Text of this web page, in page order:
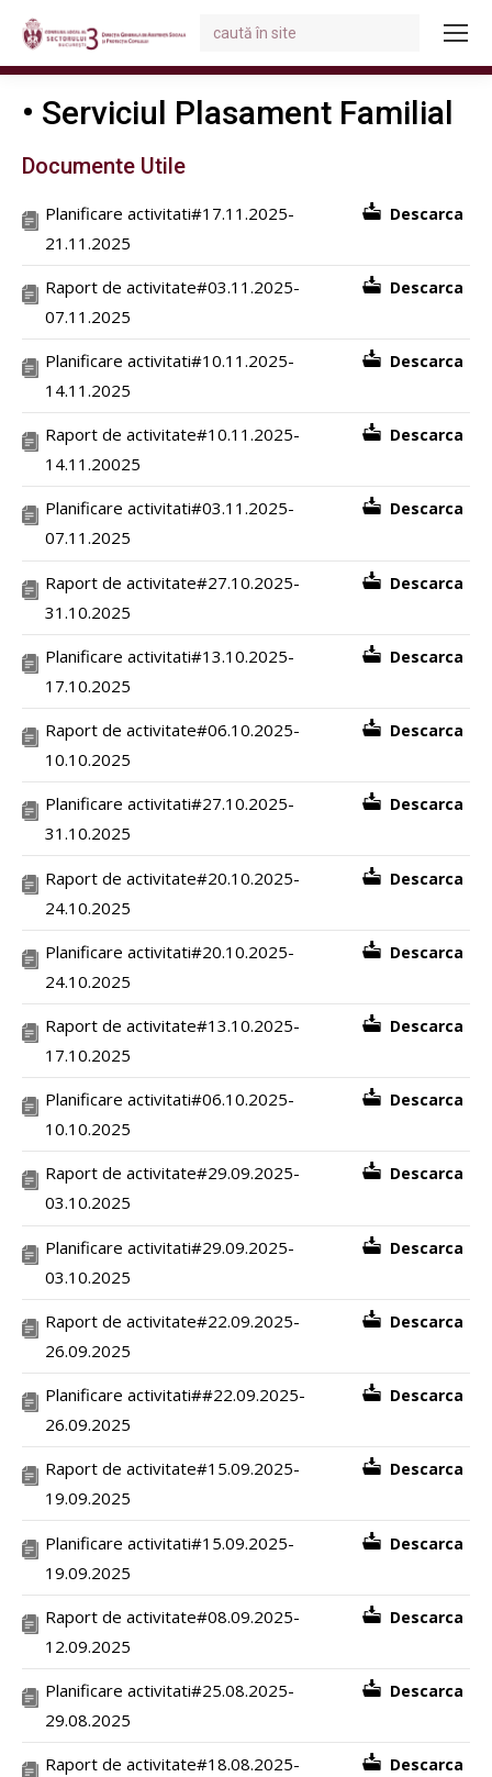
Search:
• Serviciul Plasament Familial
Documente Utile
Planificare activitati#17.11.2025-
21.11.2025
Descarca
Raport de activitate#03.11.2025-
07.11.2025
Descarca
Planificare activitati#10.11.2025-
14.11.2025
Descarca
Raport de activitate#10.11.2025-
14.11.20025
Descarca
Planificare activitati#03.11.2025-
07.11.2025
Descarca
Raport de activitate#27.10.2025-
31.10.2025
Descarca
Planificare activitati#13.10.2025-
17.10.2025
Descarca
Raport de activitate#06.10.2025-
10.10.2025
Descarca
Planificare activitati#27.10.2025-
31.10.2025
Descarca
Raport de activitate#20.10.2025-
24.10.2025
Descarca
Planificare activitati#20.10.2025-
24.10.2025
Descarca
Raport de activitate#13.10.2025-
17.10.2025
Descarca
Planificare activitati#06.10.2025-
10.10.2025
Descarca
Raport de activitate#29.09.2025-
03.10.2025
Descarca
Planificare activitati#29.09.2025-
03.10.2025
Descarca
Raport de activitate#22.09.2025-
26.09.2025
Descarca
Planificare activitati##22.09.2025-
26.09.2025
Descarca
Raport de activitate#15.09.2025-
19.09.2025
Descarca
Planificare activitati#15.09.2025-
19.09.2025
Descarca
Raport de activitate#08.09.2025-
12.09.2025
Descarca
Planificare activitati#25.08.2025-
29.08.2025
Descarca
Raport de activitate#18.08.2025-
Descarca